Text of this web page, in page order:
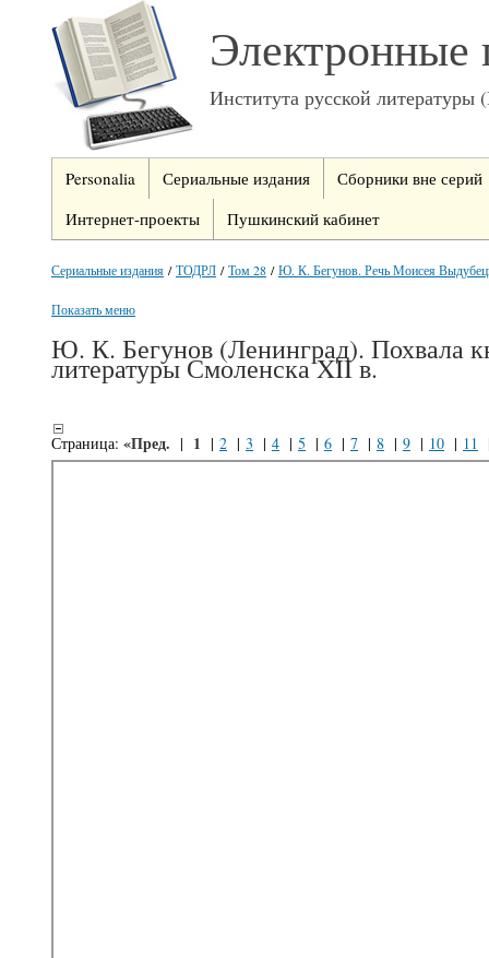
Электронные
Института русской
Personalia Сериальные издания
Сборники вне серий
Интернет-проекты
Пушкинский кабинет
Сериальные издания /ТОДРЛ /Том 28 /Ю. К. Бегунов. Речь Моисея
Показать меню
Ю. К. Бегунов (Ленинград). Похвала
литературы Смоленска XII в.
Страница: «Пред. | 1 | 2 | 3 | 4 | 5 | 6 | 7 | 8 | 9 | 10 | 11